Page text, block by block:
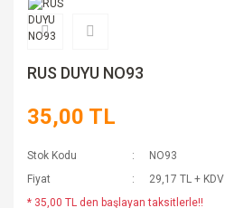
RUS DUYU NO93
35,00 TL
Stok Kodu
NO93
Fiyat
29,17 TL + KDV
* 35,00 TL den başlayan taksitlerle!!